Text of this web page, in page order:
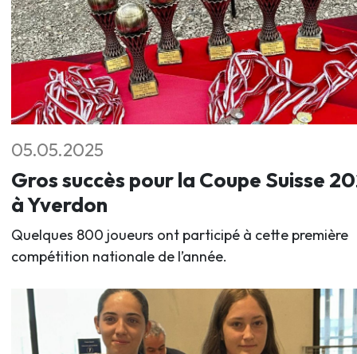
05.05.2025
Gros succès pour la Coupe Suisse
à Yverdon
Quelques 800 joueurs ont participé à cette première
compétition nationale de l’année.